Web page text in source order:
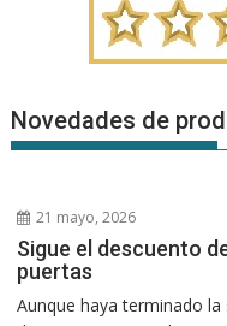
Novedades de
21 mayo, 2026
Sigue el descuento
puertas
Aunque haya terminado